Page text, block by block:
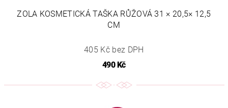
ZOLA KOSMETICKÁ TAŠKA RŮŽOVÁ 31 × 20,5× 12,5
CM
405 Kč bez DPH
490 Kč